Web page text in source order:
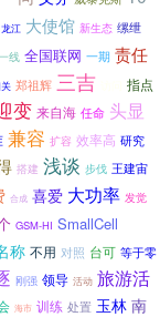
龙江 大使馆 新生态 缧绁
线 全国联网 一期 责任
郑祖辉 三吉 指点
变 来自海 任命 头显
兼容 扩容 效率高 研究
搭建 浅谈 步伐 王建宙
合成 喜爱 大功率 发觉
GSM-HI SmallCell
称 不用 对照 台可 等于零
刚强 领导 活动 旅游活
海市 训练 处置 玉林 南